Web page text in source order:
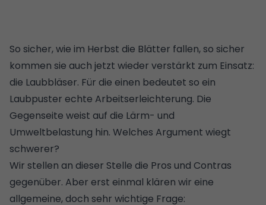
So sicher, wie im Herbst die Blätter fallen, so sicher
kommen sie auch jetzt wieder verstärkt zum Einsatz:
die Laubbläser. Für die einen bedeutet so ein
Laubpuster echte Arbeitserleichterung. Die
Gegenseite weist auf die Lärm- und
Umweltbelastung hin. Welches Argument wiegt
schwerer?
Wir stellen an dieser Stelle die Pros und Contras
gegenüber. Aber erst einmal klären wir eine
allgemeine, doch sehr wichtige Frage: